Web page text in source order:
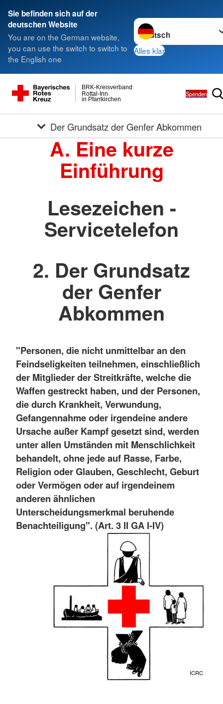
Sie befinden sich auf der
deutschen Website
You are on the German website,
you can use the switch to switch to
the English one
Sprache wechseln zu
Alles klar
in Pfarrkirchen
Rottal-Inn
BRK-Kreisverband
Spenden
Der Grundsatz der Genfer Abkommen
A. Eine kurze
Einführung
Lesezeichen -
Servicetelefon
2. Der Grundsatz
der Genfer
Abkommen
"Personen, die nicht unmittelbar an den
Feindseligkeiten teilnehmen, einschließlich
der Mitglieder der Streitkräfte, welche die
Waffen gestreckt haben, und der Personen,
die durch Krankheit, Verwundung,
Gefangennahme oder irgendeine andere
Ursache außer Kampf gesetzt sind, werden
unter allen Umständen mit Menschlichkeit
behandelt, ohne jede auf Rasse, Farbe,
Religion oder Glauben, Geschlecht, Geburt
oder Vermögen oder auf irgendeinem
anderen ähnlichen
Unterscheidungsmerkmal beruhende
Benachteiligung". (Art. 3 II GA I-IV)
ICRC